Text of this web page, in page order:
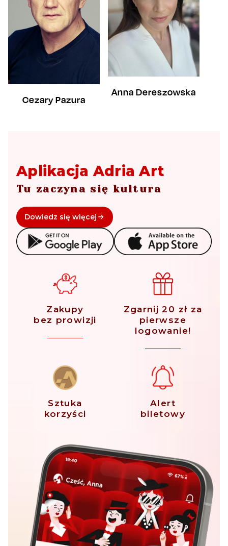
Cezary Pazura
Anna Dereszowska
Aplikacja Adria Art
Tu zaczyna się kultura
Dowiedz się więcej
Zakupy
bez prowizji
Zgarnij 20 zł za
pierwsze
logowanie!
Sztuka
korzyści
Alert
biletowy